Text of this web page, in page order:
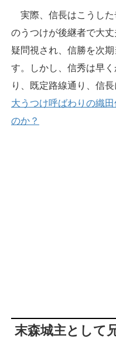
実際、信長はこうした
のうつけが後継者で大
疑問視され、信勝を次
す。しかし、信秀は早
り、既定路線通り、信
大うつけ呼ばわりの織
のか？
末森城主として